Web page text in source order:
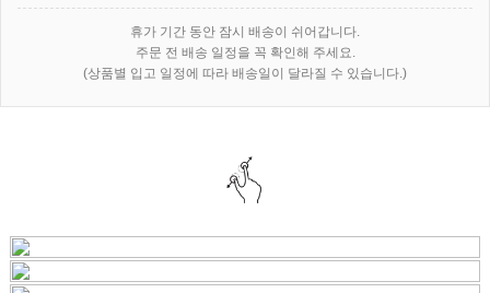
휴가 기간 동안 잠시 배송이 쉬어갑니다.
주문 전 배송 일정을 꼭 확인해 주세요.
(상품별 입고 일정에 따라 배송일이 달라질 수 있습니다.)